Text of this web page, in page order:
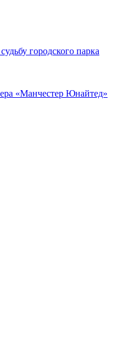
городского парка
«Манчестер Юнайтед»